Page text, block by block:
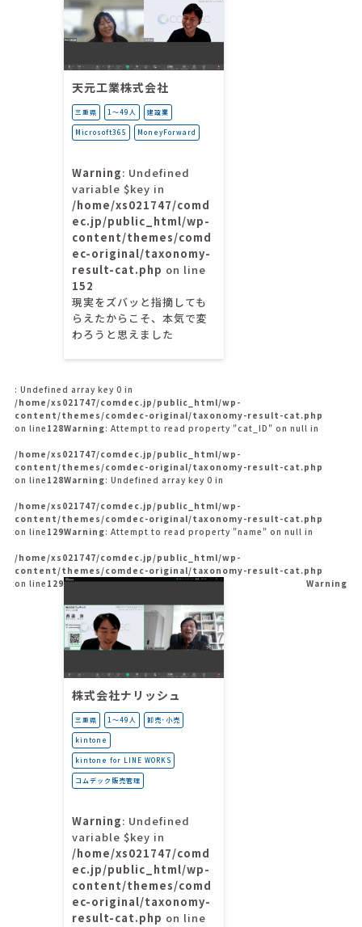
天元工業株式会社
三重県 1〜49人 建設業
Microsoft365 MoneyForward
Warning: Undefined
variable $key in
/home/xs021747/comd
ec.jp/public_html/wp-
content/themes/comd
ec-original/taxonomy-
result-cat.php on line
152
現実をズバッと指摘しても
らえたからこそ、本気で変
わろうと思えました
: Undefined array key 0 in
/home/xs021747/comdec.jp/public_html/wp-
content/themes/comdec-original/taxonomy-result-cat.php
on line 128Warning: Attempt to read property "cat_ID" on null in
/home/xs021747/comdec.jp/public_html/wp-
content/themes/comdec-original/taxonomy-result-cat.php
on line 128Warning: Undefined array key 0 in
/home/xs021747/comdec.jp/public_html/wp-
content/themes/comdec-original/taxonomy-result-cat.php
on line 129Warning: Attempt to read property "name" on null in
/home/xs021747/comdec.jp/public_html/wp-
content/themes/comdec-original/taxonomy-result-cat.php
on line 129
株式会社ナリッシュ
三重県 1〜49人 卸売･小売
kintone
kintone for LINE WORKS
コムデック販売管理
Warning: Undefined
variable $key in
/home/xs021747/comd
ec.jp/public_html/wp-
content/themes/comd
ec-original/taxonomy-
result-cat.php on line
Warning